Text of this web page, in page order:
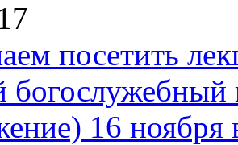
посетить
богослужебный
16 ноября